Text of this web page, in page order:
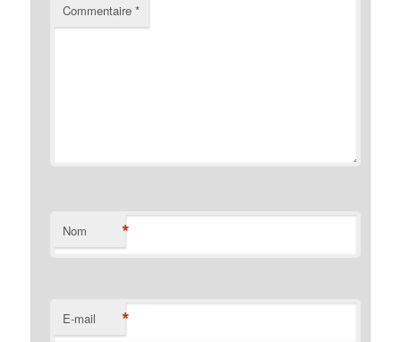
Commentaire*
Nom *
E-mail *